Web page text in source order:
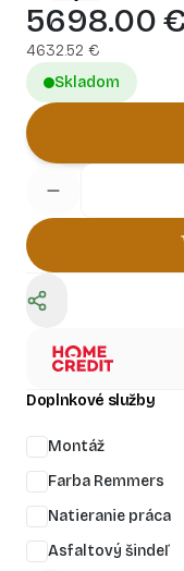
5698.00
4632.52 €
Skladom
Doplnkové služby
Montáž
Farba Remmers
Natieranie práca
Asfaltový šindeľ